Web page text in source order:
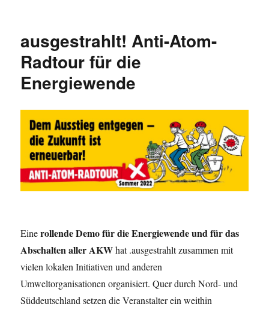
ausgestrahlt! Anti-Atom-
Radtour für die
Energiewende
Einerollende Demo für die Energiewende und für das
Abschalten aller AKWhat .ausgestrahlt zusammen mit
vielen lokalen Initiativen und anderen
Umweltorganisationen organisiert. Quer durch Nord- und
Süddeutschland setzen die Veranstalter ein weithin